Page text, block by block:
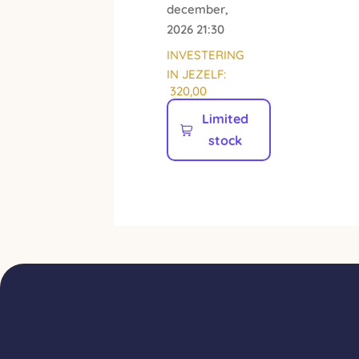
december,
2026 21:30
INVESTERING
IN JEZELF:
320,00
Limited
stock